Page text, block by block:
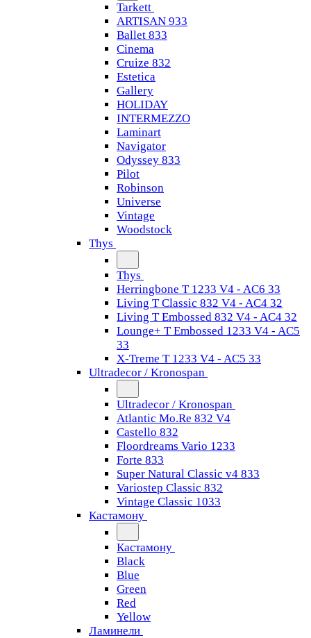
Tarkett
ARTISAN 933
Ballet 833
Cinema
Cruize 832
Estetica
Gallery
HOLIDAY
INTERMEZZO
Laminart
Navigator
Odyssey 833
Pilot
Robinson
Universe
Vintage
Woodstock
Thys
Thys
Herringbone T 1233 V4 - AC6 33
Living T Classic 832 V4 - AC4 32
Living T Embossed 832 V4 - AC4 32
Lounge+ T Embossed 1233 V4 - AC5
33
X-Treme T 1233 V4 - AC5 33
Ultradecor / Kronospan
Ultradecor / Kronospan
Atlantic Mo.Re 832 V4
Castello 832
Floordreams Vario 1233
Forte 833
Super Natural Classic v4 833
Variostep Classic 832
Vintage Classic 1033
Кастамону
Кастамону
Black
Blue
Green
Red
Yellow
Ламинели